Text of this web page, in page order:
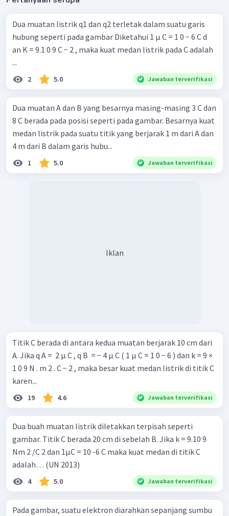
Dua muatan listrik q1 dan q2 terletak dalam suatu garis
hubung seperti pada gambar Diketahui 1 μ C = 1 0 − 6 C d
an K = 9.1 0 9 C − 2 , maka kuat medan listrik pada C adalah
...
2 5.0 Jawaban terverifikasi
Dua muatan A dan B yang besarnya masing-masing 3 C dan
8 C berada pada posisi seperti pada gambar. Besarnya kuat
medan listrik pada suatu titik yang berjarak 1 m dari A dan
4 m dari B dalam garis hubu...
1 5.0 Jawaban terverifikasi
Iklan
Titik C berada di antara kedua muatan berjarak 10 cm dari
A. Jika q A = ​ 2 μ C , q B ​ = − 4 μ C ( 1 μ C = 1 0 − 6 ) dan k = 9 ×
1 0 9 N . m 2 . C − 2 , maka besar kuat medan listrik di titik C
karen...
19 4.6 Jawaban terverifikasi
Dua buah muatan listrik diletakkan terpisah seperti
gambar. Titik C berada 20 cm di sebelah B. Jika k = 9.10 9
Nm 2 /C 2 dan 1µC = 10 -6 C maka kuat medan di titik C
adalah… (UN 2013)
4 5.0 Jawaban terverifikasi
Pada gambar, suatu elektron diarahkan sepanjang sumbu